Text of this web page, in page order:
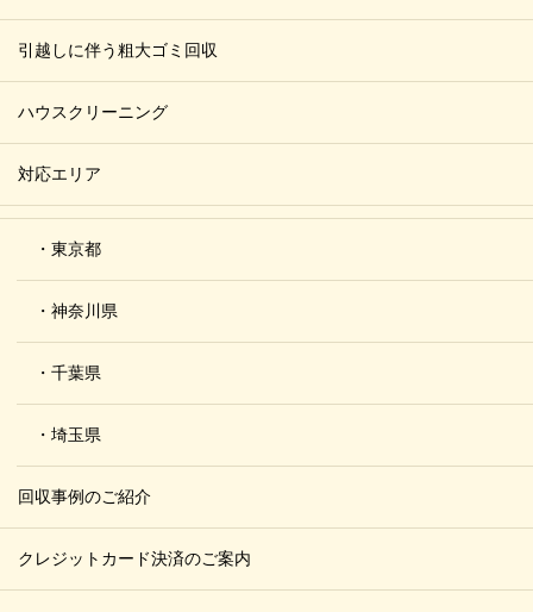
引越しに伴う粗大ゴミ回収
ハウスクリーニング
対応エリア
・東京都
・神奈川県
・千葉県
・埼玉県
回収事例のご紹介
クレジットカード決済のご案内